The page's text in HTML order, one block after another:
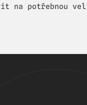
na potřebnou